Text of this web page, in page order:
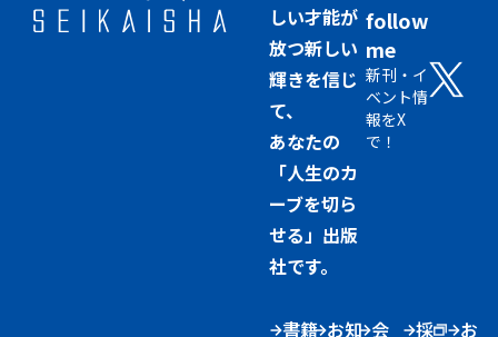
しい才能が
放つ新しい
輝きを信じ
て、
あなたの
「人生のカ
ーブを切ら
せる」出版
社です。
follow
me
新刊・イ
ベント情
報をX
で！
書籍 お知 会
採
お